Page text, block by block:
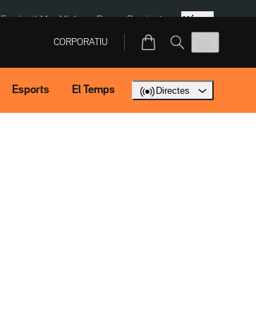
Fundació Mas Miró eBay Perpinyà Més
CORPORATIU
Esports El Temps Directes